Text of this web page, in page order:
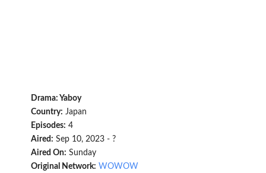
Drama: Yaboy
Country: Japan
Episodes: 4
Aired: Sep 10, 2023 - ?
Aired On: Sunday
Original Network: WOWOW